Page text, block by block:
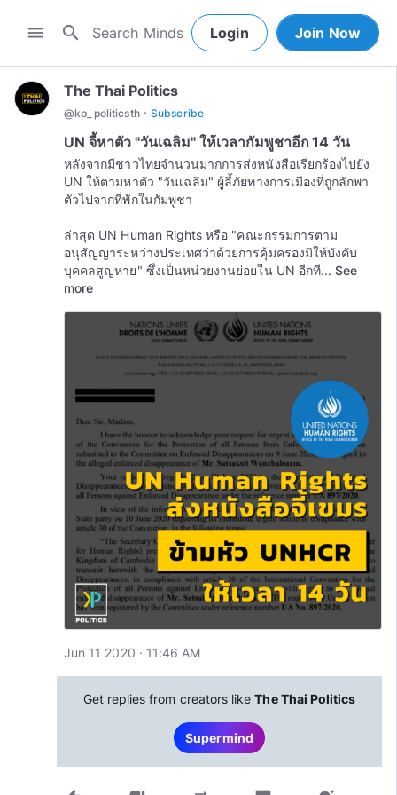
menu search Login Join Now
The Thai Politics
@kp_politicsth · Subscribe
UN จี้หาตัว "วันเฉลิม" ให้เวลากัมพูชาอีก 14 วัน
หลังจากมีชาวไทยจำนวนมากการส่งหนังสือเรียกร้องไปยัง
UN ให้ตามหาตัว "วันเฉลิม" ผู้ลี้ภัยทางการเมืองที่ถูกลักพา
ตัวไปจากที่พักในกัมพูชา
ล่าสุด UN Human Rights หรือ "คณะกรรมการตาม
อนุสัญญาระหว่างประเทศว่าด้วยการคุ้มครองมิให้บังคับ
บุคคลสูญหาย" ซึ่งเป็นหน่วยงานย่อยใน UN อีกที... See
more
Jun 11 2020 · 11:46 AM
Get replies from creators likeThe Thai Politics
Supermind